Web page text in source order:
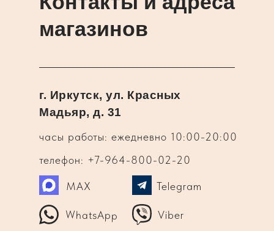
магазинов
часы работы: ежедневно 10:00-20:00
г. Иркутск, ул. Красных
Мадьяр, д. 31
телефон: +7-964-800-02-20
WhatsApp Viber
Telegram
MAX